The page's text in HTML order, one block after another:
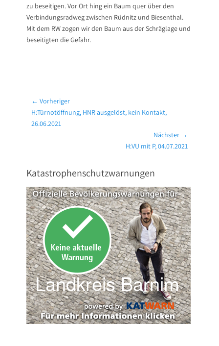
zu beseitigen. Vor Ort hing ein Baum quer über den
Verbindungsradweg zwischen Rüdnitz und Biesenthal.
Mit dem RW zogen wir den Baum aus der Schräglage und
beseitigten die Gefahr.
Beitragsnavigation
← Vorheriger
Vorheriger
Beitrag:
H:Türnotöffnung, HNR ausgelöst, kein Kontakt,
26.06.2021
Nächster →
H:VU mit P, 04.07.2021
Katastrophenschutzwarnungen